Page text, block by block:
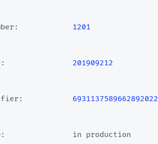
1201
201909212
6931137589662892022
:               in production